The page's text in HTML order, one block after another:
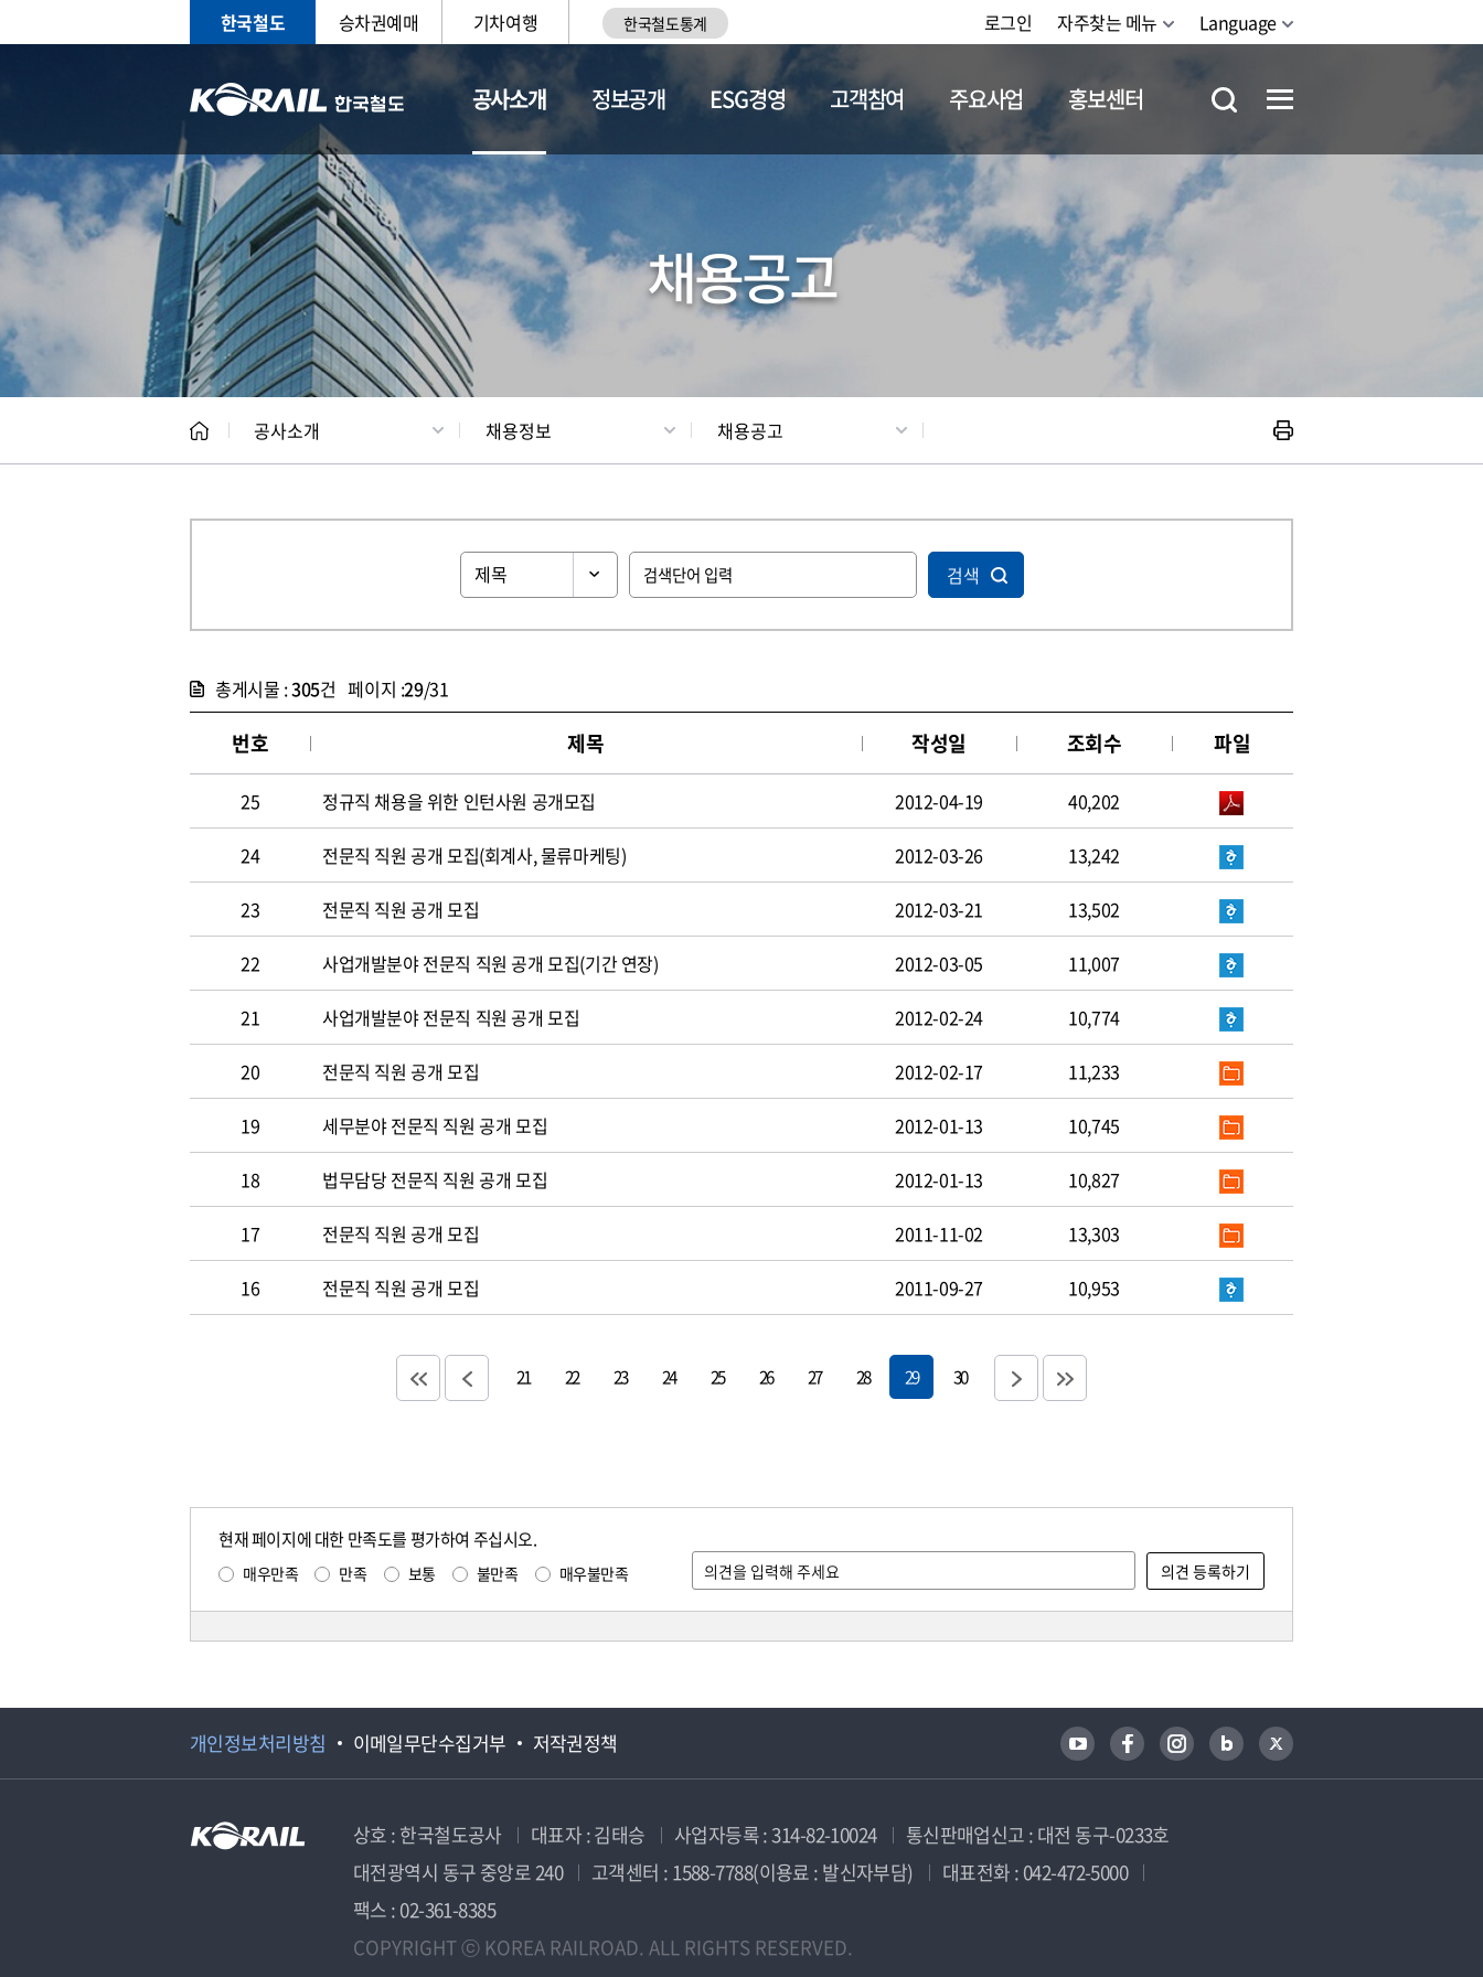
한국철도 승차권예매 기차여행 한국철도통계 로그인 자주찾는 메뉴 Language
공사소개
CEO 일반현황 채용정보
정보공개 ESG경영 고객참여 주요사업 홍보센터
채용공고
공사소개 채용정보 채용공고
검색
총게시물 :305건 페이지 :29/31
번호 제목 작성일 조회수 파일
25 정규직 채용을 위한 인턴사원 공개모집 2012-04-19 40,202
24 전문직 직원 공개 모집(회계사, 물류마케팅) 2012-03-26 13,242
23 전문직 직원 공개 모집 2012-03-21 13,502
22 사업개발분야 전문직 직원 공개 모집(기간 연장) 2012-03-05 11,007
21 사업개발분야 전문직 직원 공개 모집 2012-02-24 10,774
20 전문직 직원 공개 모집 2012-02-17 11,233
19 세무분야 전문직 직원 공개 모집 2012-01-13 10,745
18 법무담당 전문직 직원 공개 모집 2012-01-13 10,827
17 전문직 직원 공개 모집 2011-11-02 13,303
16 전문직 직원 공개 모집 2011-09-27 10,953
21 22 23 24 25 26 27 28 29 30
현재 페이지에 대한 만족도를 평가하여 주십시오.
매우만족 만족 보통 불만족 매우불만족
개인정보처리방침 이메일무단수집거부 저작권정책
상호 : 한국철도공사 대표자 : 김태승 사업자등록 : 314-82-10024
통신판매업신고 : 대전 동구-0233호
대전광역시 동구 중앙로 240
고객센터 : 1588-7788(이용료 : 발신자부담)
대표전화 : 042-472-5000
팩스 : 02-361-8385
COPYRIGHT ⓒ KOREA RAILROAD. ALL RIGHTS RESERVED.